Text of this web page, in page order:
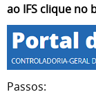
ao IFS clique no
Passos: